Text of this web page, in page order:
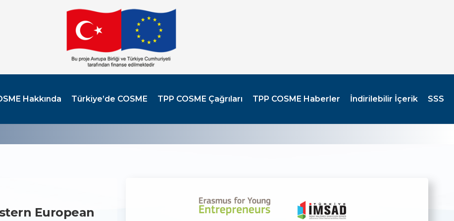
Hakkında Türkiye’de COSME TPP COSME Çağrıları TPP COSME Haberler İndirilebilir İçerik SSS
European